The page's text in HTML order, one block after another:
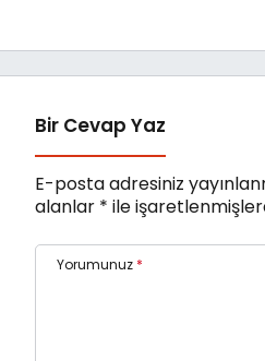
Bir Cevap Yaz
E-posta adresiniz
alanlar * ile
Yorumunuz *